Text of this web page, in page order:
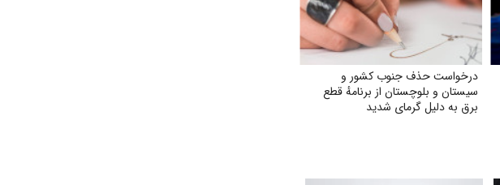
درخواست حذف جنوب کشور و
سیستان و بلوچستان از برنامهٔ قطع
برق به دلیل گرمای شدید